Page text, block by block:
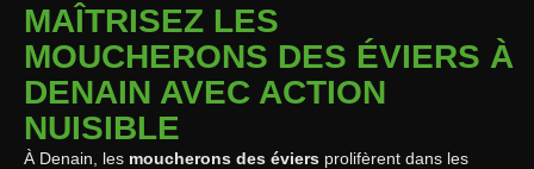
MAÎTRISEZ LES
MOUCHERONS DES ÉVIERS À
DENAIN AVEC ACTION
NUISIBLE
À Denain, les moucherons des éviers prolifèrent dans les